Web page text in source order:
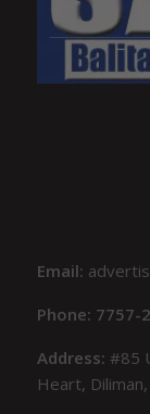
Email:
Phone: 7757-
Address:#85
Heart,